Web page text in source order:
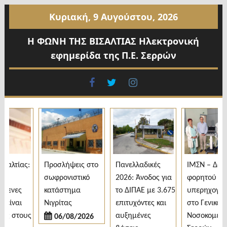
περιεχόμενο
Κυριακή, 9 Αυγούστου, 2026
Η ΦΩΝΗ ΤΗΣ ΒΙΣΑΛΤΙΑΣ Ηλεκτρονική
εφημερίδα της Π.Ε. Σερρών
facebook
twitter
στους
Προσλήψεις στο
σωφρονιστικό
κατάστημα
Νιγρίτας
06/08/2026
Πανελλαδικές
2026: Άνοδος για
το ΔΙΠΑΕ με 3.675
επιτυχόντες και
αυξημένες
ΙΜΣΝ – Δωρεά
φορητού
στο Γενικό
Νοσοκομείο